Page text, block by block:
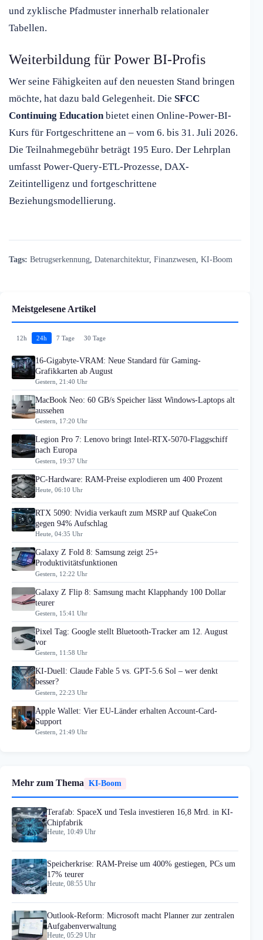
und zyklische Pfadmuster innerhalb relationaler
Tabellen.
Weiterbildung für Power BI-Profis
Wer seine Fähigkeiten auf den neuesten Stand bringen
möchte, hat dazu bald Gelegenheit. Die SFCC
Continuing Education bietet einen Online-Power-BI-
Kurs für Fortgeschrittene an – vom 6. bis 31. Juli 2026.
Die Teilnahmegebühr beträgt 195 Euro. Der Lehrplan
umfasst Power-Query-ETL-Prozesse, DAX-
Zeitintelligenz und fortgeschrittene
Beziehungsmodellierung.
Tags: Betrugserkennung Datenarchitektur, Finanzwesen KI-Boom
Meistgelesene Artikel
12h 24h 7 Tage 30 Tage
16-Gigabyte-VRAM: Neue Standard für Gaming-
Grafikkarten ab August
Gestern, 21:40 Uhr
MacBook Neo: 60 GB/s Speicher lässt Windows-Laptops alt
aussehen
Gestern, 17:20 Uhr
Legion Pro 7: Lenovo bringt Intel-RTX-5070-Flaggschiff
nach Europa
Gestern, 19:37 Uhr
PC-Hardware: RAM-Preise explodieren um 400 Prozent
Heute, 06:10 Uhr
RTX 5090: Nvidia verkauft zum MSRP auf QuakeCon
gegen 94% Aufschlag
Heute, 04:35 Uhr
Galaxy Z Fold 8: Samsung zeigt 25+
Produktivitätsfunktionen
Gestern, 12:22 Uhr
Galaxy Z Flip 8: Samsung macht Klapphandy 100 Dollar
teurer
Gestern, 15:41 Uhr
Pixel Tag: Google stellt Bluetooth-Tracker am 12. August
vor
Gestern, 11:58 Uhr
KI-Duell: Claude Fable 5 vs. GPT-5.6 Sol – wer denkt
besser?
Gestern, 22:23 Uhr
Apple Wallet: Vier EU-Länder erhalten Account-Card-
Support
Gestern, 21:49 Uhr
Mehr zum Thema KI-Boom
Terafab: SpaceX und Tesla investieren 16,8 Mrd. in KI-
Chipfabrik
Heute, 10:49 Uhr
Speicherkrise: RAM-Preise um 400% gestiegen, PCs um
17% teurer
Heute, 08:55 Uhr
Outlook-Reform: Microsoft macht Planner zur zentralen
Aufgabenverwaltung
Heute, 05:29 Uhr